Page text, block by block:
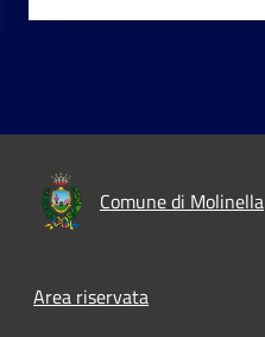
Comune di Molinella
Area riservata